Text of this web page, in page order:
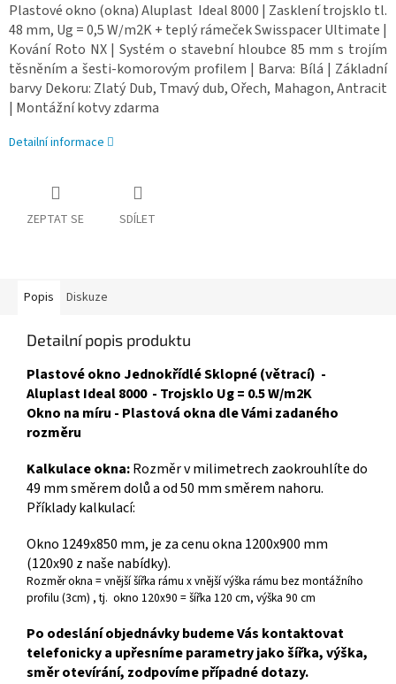
Plastové okno (okna) Aluplast Ideal 8000 | Zasklení trojsklo tl.
48 mm, Ug = 0,5 W/m2K + teplý rámeček Swisspacer Ultimate |
Kování Roto NX | Systém o stavební hloubce 85 mm s trojím
těsněním a šesti-komorovým profilem | Barva: Bílá | Základní
barvy Dekoru: Zlatý Dub, Tmavý dub, Ořech, Mahagon, Antracit
| Montážní kotvy zdarma
Detailní informace
ZEPTAT SE SDÍLET
Popis Diskuze
Detailní popis produktu
Plastové okno Jednokřídlé Sklopné (větrací) -
Aluplast Ideal 8000 - Trojsklo Ug = 0.5 W/m2K
Okno na míru - Plastová okna dle Vámi zadaného
rozměru
Kalkulace okna:Rozměr v milimetrech zaokrouhlíte do
49 mm směrem dolů a od 50 mm směrem nahoru.
Příklady kalkulací:
Okno 1249x850 mm, je za cenu okna 1200x900 mm
(120x90 z naše nabídky).
Rozměr okna = vnější šířka rámu x vnější výška rámu bez montážního
profilu (3cm) , tj. okno 120x90 = šířka 120 cm, výška 90 cm
Po odeslání objednávky budeme Vás kontaktovat
telefonicky a upřesníme parametry jako šířka, výška,
směr otevírání, zodpovíme případné dotazy.